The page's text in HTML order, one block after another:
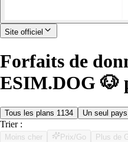
Site officiel
Forfaits de
ESIM.DOG 🐶
Tous les plans 1134 Un seul pays
Trier :
Moins cher Prix/Go Plus de